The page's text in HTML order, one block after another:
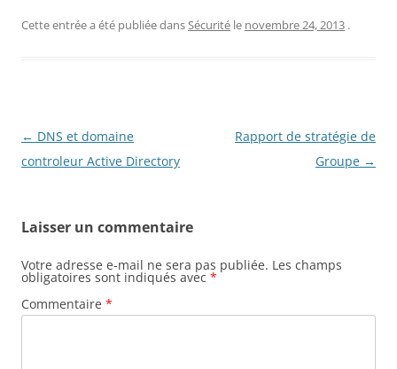
Cette entrée a été publiée dansSécurité le novembre 24, 2013 .
Navigation
des
← DNS et domaine
controleur Active Directory
Rapport de stratégie de
Groupe →
Laisser un commentaire
Votre adresse e-mail ne sera pas publiée. Les champs
obligatoires sont indiqués avec *
Commentaire *